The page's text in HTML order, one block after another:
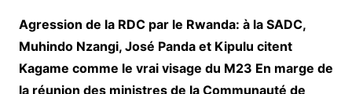
Agression de la RDC par le Rwanda: à la SADC,
Muhindo Nzangi, José Panda et Kipulu citent
Kagame comme le vrai visage du M23 En marge de
la réunion des ministres de la Communauté de